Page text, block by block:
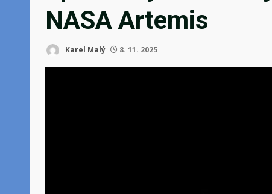
NASA Artemis
Karel Malý 8. 11. 2025